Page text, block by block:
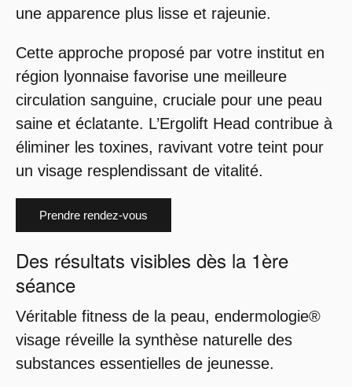
une apparence plus lisse et rajeunie.
Cette approche proposé par votre institut en
région lyonnaise favorise une meilleure
circulation sanguine, cruciale pour une peau
saine et éclatante. L’Ergolift Head contribue à
éliminer les toxines, ravivant votre teint pour
un visage resplendissant de vitalité.
Prendre rendez-vous
Des résultats visibles dès la 1ère
séance
Véritable fitness de la peau, endermologie®
visage réveille la synthèse naturelle des
substances essentielles de jeunesse.